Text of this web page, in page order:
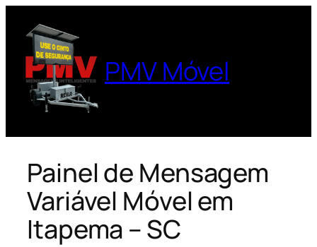
para
conteúdo
PMV Móvel
Painel de Mensagem
Variável Móvel em
Itapema – SC